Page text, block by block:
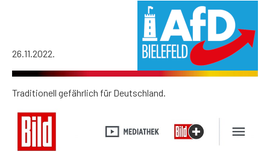
26.11.2022.
Traditionell gefährlich für Deutschland.